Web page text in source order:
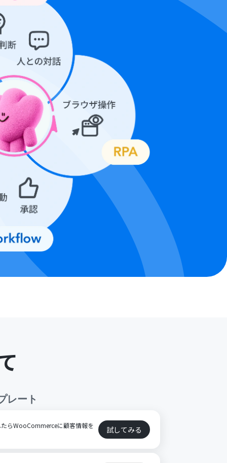
レート
らWooCommerceに顧客情報を 試してみる